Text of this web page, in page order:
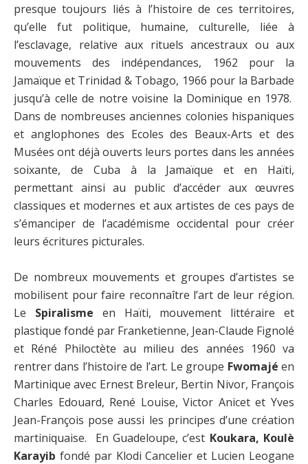
presque toujours liés à l’histoire de ces territoires,
qu’elle fut politique, humaine, culturelle, liée à
l’esclavage, relative aux rituels ancestraux ou aux
mouvements des indépendances, 1962 pour la
Jamaïque et Trinidad & Tobago, 1966 pour la Barbade
jusqu’à celle de notre voisine la Dominique en 1978.
Dans de nombreuses anciennes colonies hispaniques
et anglophones des Ecoles des Beaux-Arts et des
Musées ont déjà ouverts leurs portes dans les années
soixante, de Cuba à la Jamaïque et en Haïti,
permettant ainsi au public d’accéder aux œuvres
classiques et modernes et aux artistes de ces pays de
s’émanciper de l’académisme occidental pour créer
leurs écritures picturales.
De nombreux mouvements et groupes d’artistes se
mobilisent pour faire reconnaître l’art de leur région.
Le Spiralisme en Haïti, mouvement littéraire et
plastique fondé par Franketienne, Jean-Claude Fignolé
et Réné Philoctète au milieu des années 1960 va
rentrer dans l’histoire de l’art. Le groupe Fwomajé en
Martinique avec Ernest Breleur, Bertin Nivor, François
Charles Edouard, René Louise, Victor Anicet et Yves
Jean-François pose aussi les principes d’une création
martiniquaise. En Guadeloupe, c’est Koukara, Koulè
Karayib fondé par Klodi Cancelier et Lucien Leogane